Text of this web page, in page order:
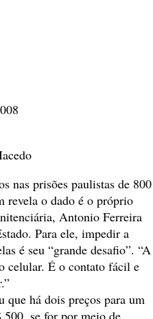
nas prisões paulistas de 800
revela o dado é o próprio
Antonio Ferreira
Para ele, impedir a
é seu “grande desafio”. “A
celular. É o contato fácil e
que há dois preços para um
se for por meio de